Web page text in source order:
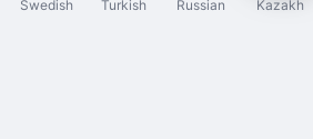
Swedish
Turkish
Russian
Kazakh